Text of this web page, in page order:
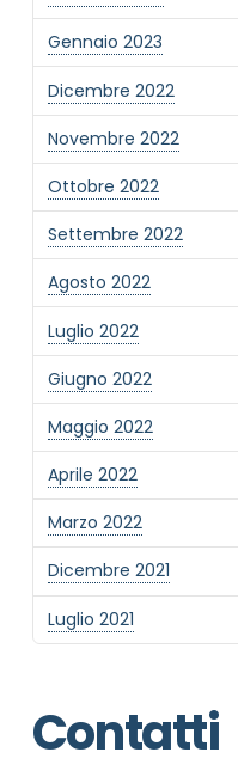
Gennaio 2023
Dicembre 2022
Novembre 2022
Ottobre 2022
Settembre 2022
Agosto 2022
Luglio 2022
Giugno 2022
Maggio 2022
Aprile 2022
Marzo 2022
Dicembre 2021
Luglio 2021
Contatti